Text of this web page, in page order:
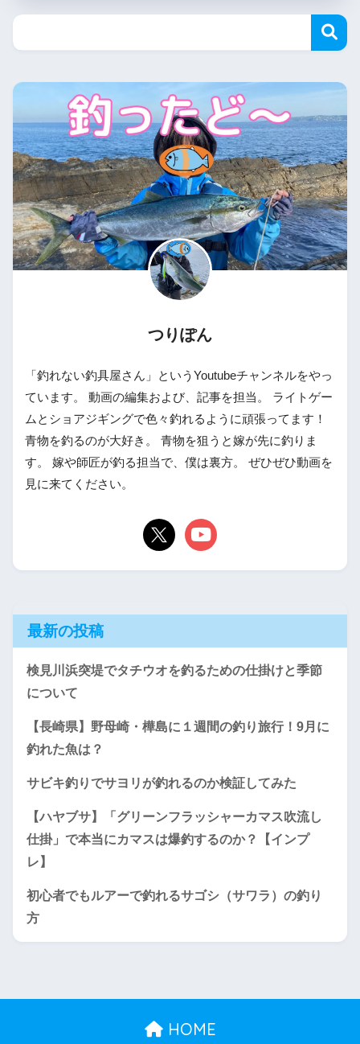
つりぽん
「釣れない釣具屋さん」というYoutubeチャンネルをやっ
ています。 動画の編集および、記事を担当。 ライトゲー
ムとショアジギングで色々釣れるように頑張ってます！
青物を釣るのが大好き。 青物を狙うと嫁が先に釣りま
す。 嫁や師匠が釣る担当で、僕は裏方。 ぜひぜひ動画を
見に来てください。
最新の投稿
検見川浜突堤でタチウオを釣るための仕掛けと季節
について
【長崎県】野母崎・樺島に１週間の釣り旅行！9月に
釣れた魚は？
サビキ釣りでサヨリが釣れるのか検証してみた
【ハヤブサ】「グリーンフラッシャーカマス吹流し
仕掛」で本当にカマスは爆釣するのか？【インプ
レ】
初心者でもルアーで釣れるサゴシ（サワラ）の釣り
方
HOME